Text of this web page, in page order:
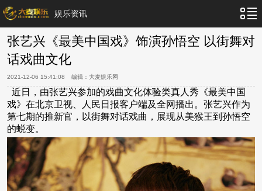
娱乐资讯
张艺兴《最美中国戏》饰演孙悟空 以街舞对
话戏曲文化
2021-12-06 15:41:08 编辑： 大麦娱乐网
近日，由张艺兴参加的戏曲文化体验类真人秀《最美中国
戏》在北京卫视、人民日报客户端及全网播出。张艺兴作为
第七期的推新官，以街舞对话戏曲，展现从美猴王到孙悟空
的蜕变。